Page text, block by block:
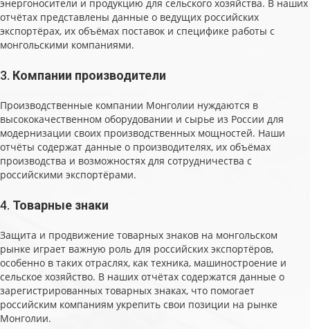
энергоносители и продукцию для сельского хозяйства. В наших
отчётах представлены данные о ведущих российских
экспортёрах, их объёмах поставок и специфике работы с
монгольскими компаниями.
3. Компании производители
Производственные компании Монголии нуждаются в
высококачественном оборудовании и сырье из России для
модернизации своих производственных мощностей. Наши
отчёты содержат данные о производителях, их объёмах
производства и возможностях для сотрудничества с
российскими экспортёрами.
4. Товарные знаки
Защита и продвижение товарных знаков на монгольском
рынке играет важную роль для российских экспортёров,
особенно в таких отраслях, как техника, машиностроение и
сельское хозяйство. В наших отчётах содержатся данные о
зарегистрированных товарных знаках, что помогает
российским компаниям укрепить свои позиции на рынке
Монголии.